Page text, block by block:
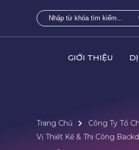
GIỚI THIỆU
Trang Chủ Công Ty Tổ
Vị Thiết Kế & Thi Công